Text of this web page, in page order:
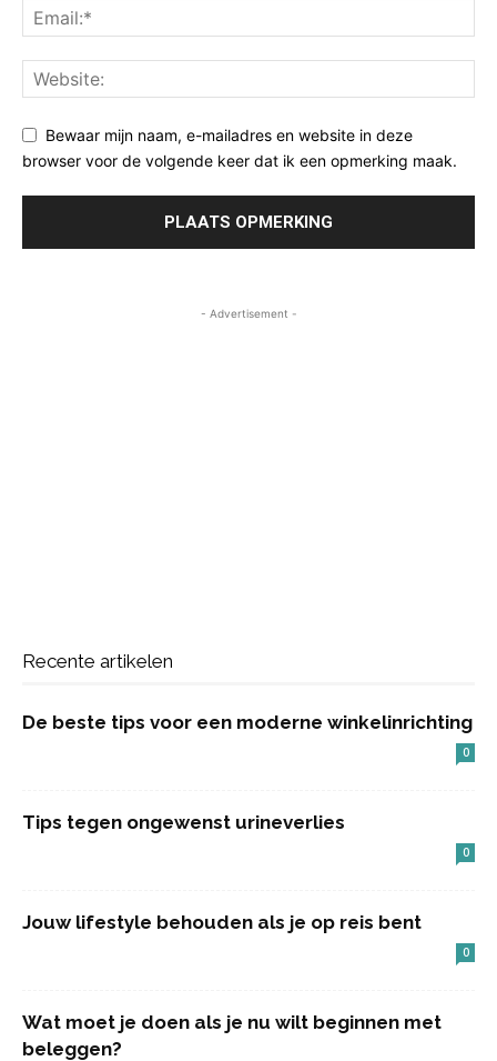
Bewaar mijn naam, e-mailadres en website in deze
browser voor de volgende keer dat ik een opmerking maak.
- Advertisement -
Recente artikelen
De beste tips voor een moderne winkelinrichting
0
Tips tegen ongewenst urineverlies
0
Jouw lifestyle behouden als je op reis bent
0
Wat moet je doen als je nu wilt beginnen met
beleggen?